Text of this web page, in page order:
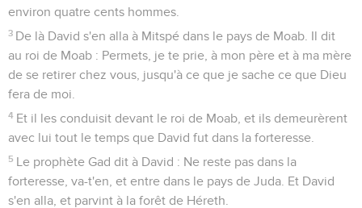
environ quatre cents hommes.
3 De là David s'en alla à Mitspé dans le pays de Moab. Il dit
au roi de Moab : Permets, je te prie, à mon père et à ma mère
de se retirer chez vous, jusqu'à ce que je sache ce que Dieu
fera de moi.
4 Et il les conduisit devant le roi de Moab, et ils demeurèrent
avec lui tout le temps que David fut dans la forteresse.
5 Le prophète Gad dit à David : Ne reste pas dans la
forteresse, va-t'en, et entre dans le pays de Juda. Et David
s'en alla, et parvint à la forêt de Héreth.